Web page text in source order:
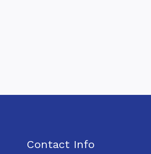
Contact Info